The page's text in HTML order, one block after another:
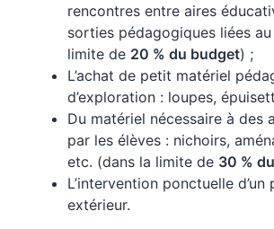
rencontres entre aires
sorties pédagogiques liées
limite de 20 % du budget) ;
L’achat de petit matériel
d’exploration : loupes,
Du matériel nécessaire à des
par les élèves : nichoirs,
etc. (dans la limite de 30 %
L’intervention ponctuelle d’un
extérieur.